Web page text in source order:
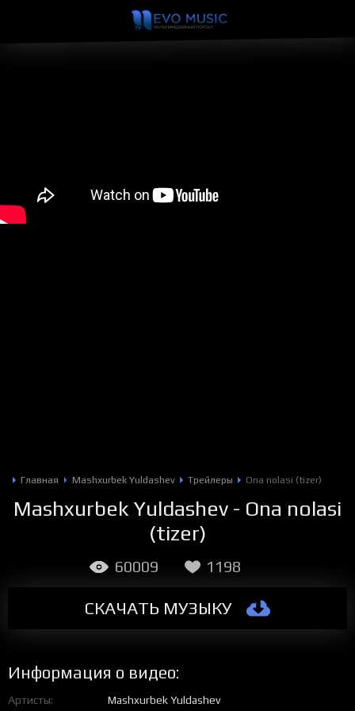
Главная Mashxurbek Yuldashev Трейлеры Ona nolasi (tizer)
Mashxurbek Yuldashev - Ona nolasi
(tizer)
СКАЧАТЬ МУЗЫКУ
60009 1198
Информация о видео:
Артисты
Mashxurbek Yuldashev